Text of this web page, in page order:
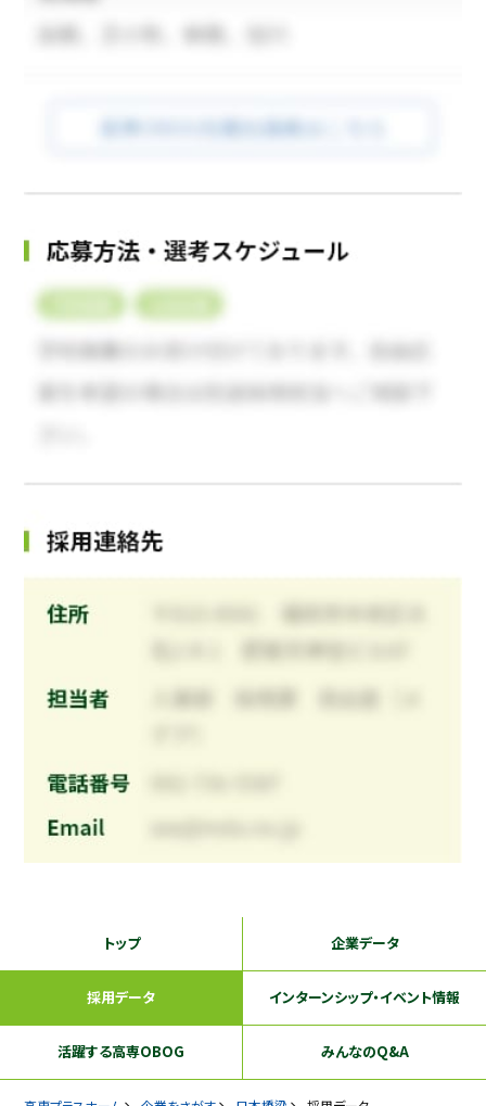
トップ 企業データ
採用データ インターンシップ・イベント情報
活躍する高専OBOG みんなのQ&A